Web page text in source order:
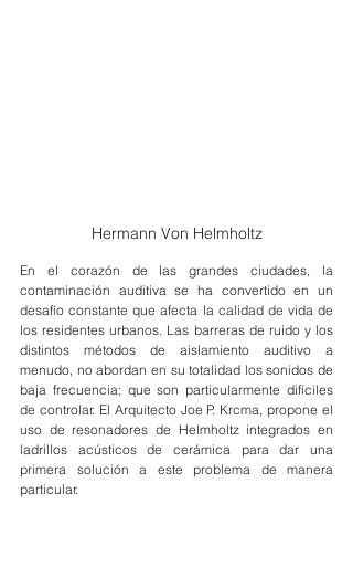
Hermann Von Helmholtz
En el corazón de las grandes ciudades, la
contaminación auditiva se ha convertido en un
desafío constante que afecta la calidad de vida de
los residentes urbanos. Las barreras de ruido y los
distintos métodos de aislamiento auditivo a
menudo, no abordan en su totalidad los sonidos de
baja frecuencia; que son particularmente difíciles
de controlar. El Arquitecto Joe P. Krcma, propone el
uso de resonadores de Helmholtz integrados en
ladrillos acústicos de cerámica para dar una
primera solución a este problema de manera
particular.